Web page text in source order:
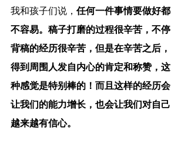
我和孩子们说， 任何一件事情要做好都
不容易。稿子打磨的过程很辛苦，不停
背稿的经历很辛苦，但是在辛苦之后，
得到周围人发自内心的肯定和称赞，这
种感觉是特别棒的！而且这样的经历会
让我们的能力增长，也会让我们对自己
越来越有信心。